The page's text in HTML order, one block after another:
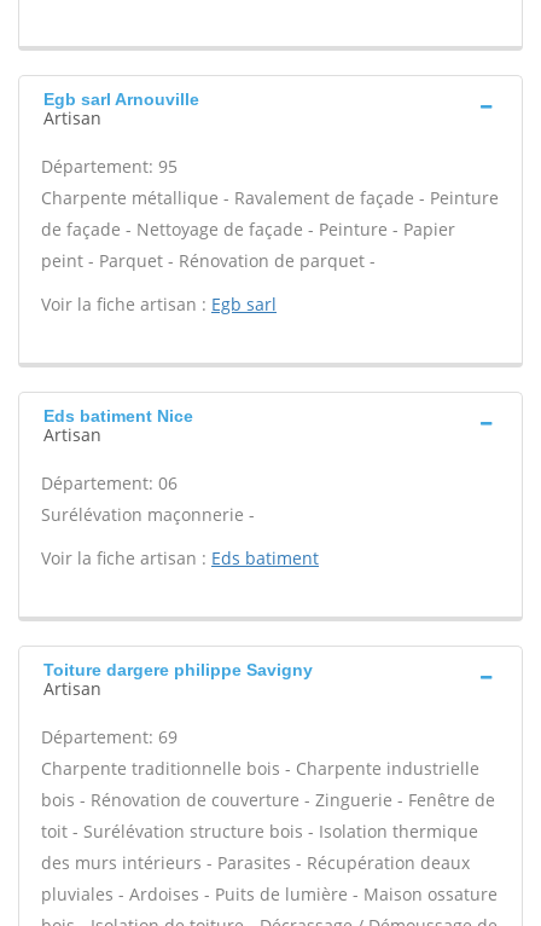
Egb sarl Arnouville
Artisan
Département: 95
Charpente métallique - Ravalement de façade - Peinture
de façade - Nettoyage de façade - Peinture - Papier
peint - Parquet - Rénovation de parquet -
Voir la fiche artisan : Egb sarl
Eds batiment Nice
Artisan
Département: 06
Surélévation maçonnerie -
Voir la fiche artisan : Eds batiment
Toiture dargere philippe Savigny
Artisan
Département: 69
Charpente traditionnelle bois - Charpente industrielle
bois - Rénovation de couverture - Zinguerie - Fenêtre de
toit - Surélévation structure bois - Isolation thermique
des murs intérieurs - Parasites - Récupération deaux
pluviales - Ardoises - Puits de lumière - Maison ossature